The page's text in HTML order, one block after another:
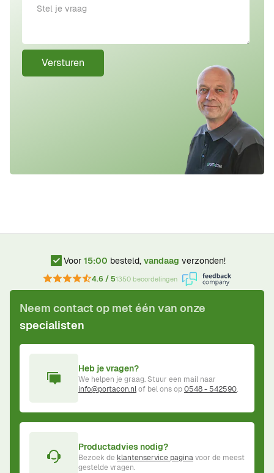
Versturen
Voor 15:00 besteld, vandaag verzonden!
4.6 / 51350 beoordelingen
Neem contact op met één van onze
specialisten
Heb je vragen?
We helpen je graag. Stuur een mail naar
info@portacon.nlof bel ons op0548 - 542590.
Productadvies nodig?
Bezoek de klantenservice paginavoor de meest
gestelde vragen.